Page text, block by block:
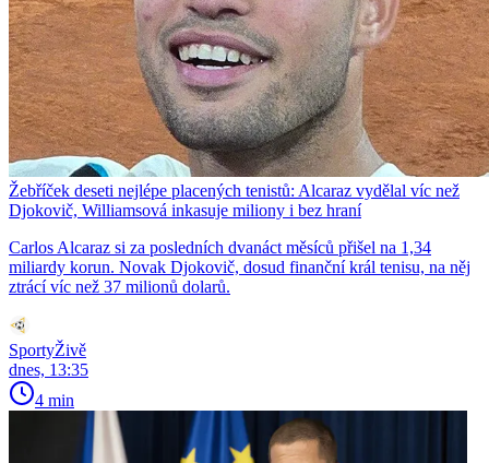
Žebříček deseti nejlépe placených tenistů: Alcaraz vydělal víc než
Djokovič, Williamsová inkasuje miliony i bez hraní
Carlos Alcaraz si za posledních dvanáct měsíců přišel na 1,34
miliardy korun. Novak Djokovič, dosud finanční král tenisu, na něj
ztrácí víc než 37 milionů dolarů.
SportyŽivě
dnes, 13:35
4 min